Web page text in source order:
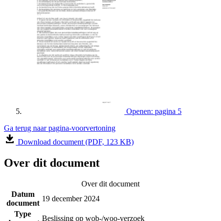
Openen: pagina 5
Ga terug naar pagina-voorvertoning
Download document (PDF, 123 KB)
Over dit document
Over dit document
Datum
document
19 december 2024
Type
Beslissing op wob-/woo-verzoek